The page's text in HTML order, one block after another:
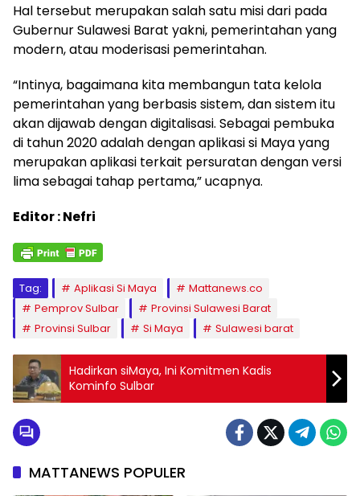
Hal tersebut merupakan salah satu misi dari pada
Gubernur Sulawesi Barat yakni, pemerintahan yang
modern, atau moderisasi pemerintahan.
“Intinya, bagaimana kita membangun tata kelola
pemerintahan yang berbasis sistem, dan sistem itu
akan dijawab dengan digitalisasi. Sebagai pembuka
di tahun 2020 adalah dengan aplikasi si Maya yang
merupakan aplikasi terkait persuratan dengan versi
lima sebagai tahap pertama,” ucapnya.
Editor : Nefri
Tag: Aplikasi Si Maya
Mattanews.co
Pemprov Sulbar
Provinsi Sulawesi Barat
Provinsi Sulbar
Si Maya Sulawesi barat
Hadirkan siMaya, Ini Komitmen Kadis
Kominfo Sulbar
MATTANEWS POPULER